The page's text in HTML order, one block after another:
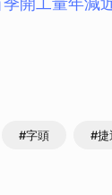
#字頭 #捷